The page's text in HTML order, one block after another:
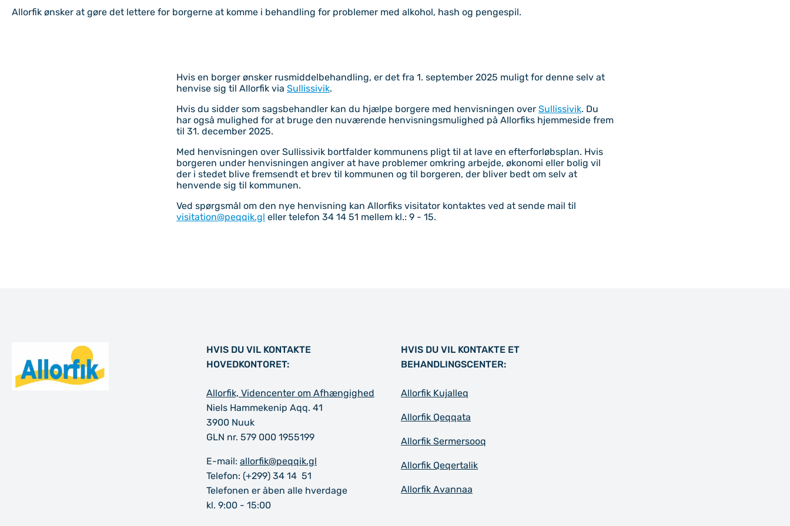
Allorfik ønsker at gøre det lettere for borgerne at komme i behandling for problemer med alkohol, hash og pengespil.
Hvis en borger ønsker rusmiddelbehandling, er det fra 1. september 2025 muligt for denne selv at
henvise sig til Allorfik via Sullissivik.
Hvis du sidder som sagsbehandler kan du hjælpe borgere med henvisningen over Sullissivik. Du
har også mulighed for at bruge den nuværende henvisningsmulighed på Allorfiks hjemmeside frem
til 31. december 2025.
Med henvisningen over Sullissivik bortfalder kommunens pligt til at lave en efterforløbsplan. Hvis
borgeren under henvisningen angiver at have problemer omkring arbejde, økonomi eller bolig vil
der i stedet blive fremsendt et brev til kommunen og til borgeren, der bliver bedt om selv at
henvende sig til kommunen.
Ved spørgsmål om den nye henvisning kan Allorfiks visitator kontaktes ved at sende mail til
visitation@peqqik.gl eller telefon 34 14 51 mellem kl.: 9 - 15.
HVIS DU VIL KONTAKTE
HOVEDKONTORET:
Allorfik, Videncenter om Afhængighed
Niels Hammekenip Aqq. 41
3900 Nuuk
GLN nr. 579 000 1955199
E-mail: allorfik@peqqik.gl
Telefon: (+299) 34 14 51
Telefonen er åben alle hverdage
kl. 9:00 - 15:00
HVIS DU VIL KONTAKTE ET
BEHANDLINGSCENTER:
Allorfik Kujalleq
Allorfik Qeqqata
Allorfik Sermersooq
Allorfik Qeqertalik
Allorfik Avannaa